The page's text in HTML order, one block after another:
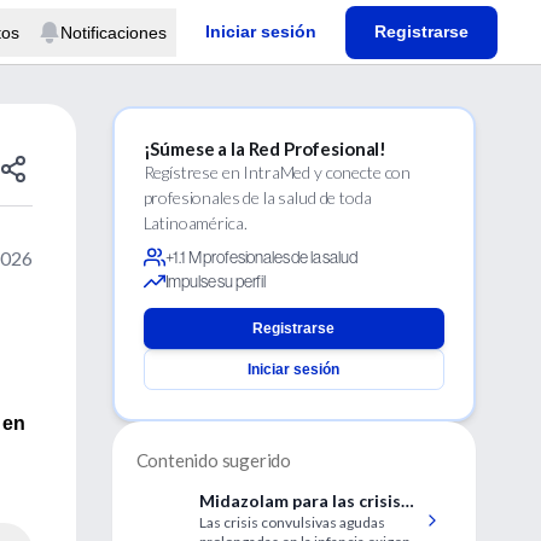
Notificaciones Iniciar sesión Registrarse
¡Súmese a la Red Profesional!
Regístrese en IntraMed y conecte con
profesionales de la salud de toda
Latinoamérica.
+1.1 M profesionales de la salud
Impulse su perfil
Registrarse
Iniciar sesión
Contenido sugerido
Midazolam para las crisis
convulsivas prolongadas en
Las crisis convulsivas agudas